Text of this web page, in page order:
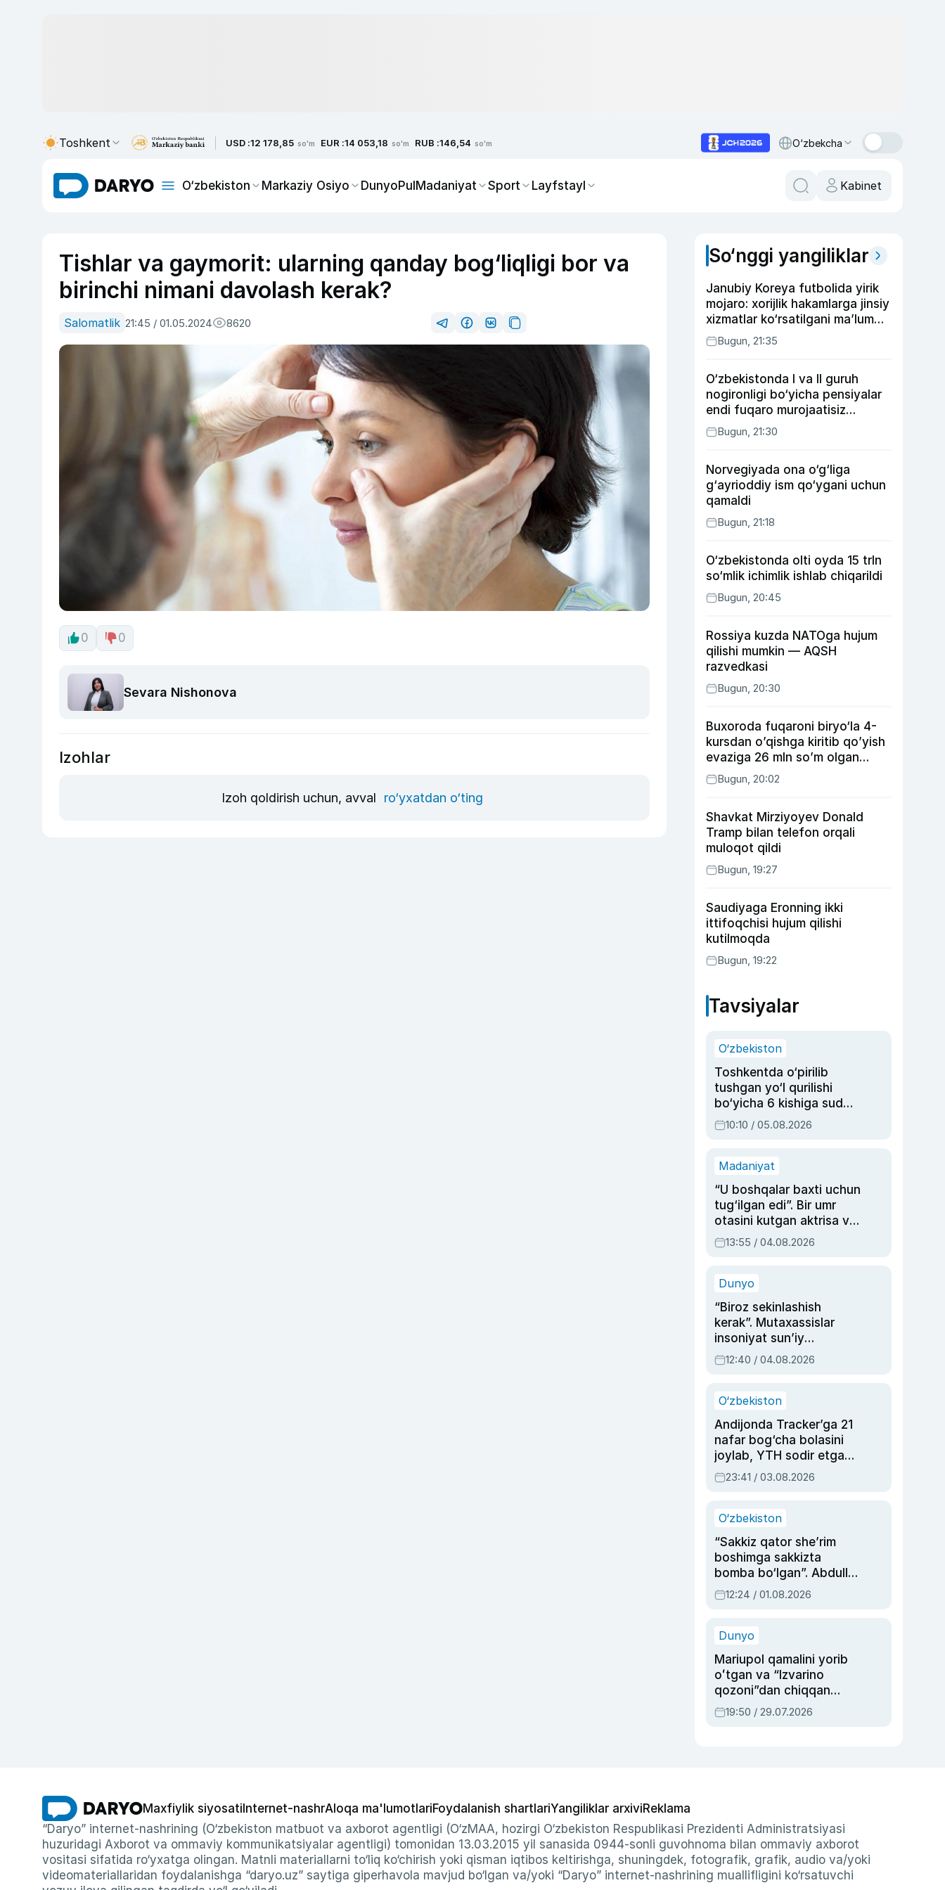
Toshkent USD :12 178,85 so'm EUR :14 053,18 so'm RUB :146,54 so'm O‘zbekcha
O‘zbekiston Markaziy Osiyo DunyoPulMadaniyat Sport Layfstayl Kabinet
Tishlar va gaymorit: ularning qanday bog‘liqligi bor va
birinchi nimani davolash kerak?
Salomatlik 21:45 / 01.05.2024 8620
0 0
Sevara Nishonova
Izohlar
Izoh qoldirish uchun, avval ro‘yxatdan o‘ting
So‘nggi yangiliklar
Janubiy Koreya futbolida yirik
mojaro: xorijlik hakamlarga jinsiy
xizmatlar ko‘rsatilgani ma’lum
qilindi
Bugun, 21:35
O‘zbekistonda I va II guruh
nogironligi bo‘yicha pensiyalar
endi fuqaro murojaatisiz
tayinlanishi mumkin
Bugun, 21:30
Norvegiyada ona o‘g‘liga
g‘ayrioddiy ism qo‘ygani uchun
qamaldi
Bugun, 21:18
O‘zbekistonda olti oyda 15 trln
so‘mlik ichimlik ishlab chiqarildi
Bugun, 20:45
Rossiya kuzda NATOga hujum
qilishi mumkin — AQSH
razvedkasi
Bugun, 20:30
Buxoroda fuqaroni biryo‘la 4-
kursdan o’qishga kiritib qo’yish
evaziga 26 mln so’m olgan
shaxs ushlandi
Bugun, 20:02
Shavkat Mirziyoyev Donald
Tramp bilan telefon orqali
muloqot qildi
Bugun, 19:27
Saudiyaga Eronning ikki
ittifoqchisi hujum qilishi
kutilmoqda
Bugun, 19:22
Tavsiyalar
O‘zbekiston
Toshkentda o‘pirilib
tushgan yo‘l qurilishi
bo‘yicha 6 kishiga sud
hukmi o‘qildi
10:10 / 05.08.2026
Madaniyat
“U boshqalar baxti uchun
tug‘ilgan edi”. Bir umr
otasini kutgan aktrisa va
dublyaj ustasi Rimma
Ahmedovaning
13:55 / 04.08.2026
Dunyo
“Biroz sekinlashish
kerak”. Mutaxassislar
insoniyat sun’iy
intellektni boshqara
olmay qolishidan xavotir
12:40 / 04.08.2026
O‘zbekiston
Andijonda Tracker’ga 21
nafar bog‘cha bolasini
joylab, YTH sodir etgan
ayolga sud hukmi o‘qildi
23:41 / 03.08.2026
O‘zbekiston
“Sakkiz qator she’rim
boshimga sakkizta
bomba bo‘lgan”. Abdulla
Oripovni siyosiy
ayblovlardan asrab
12:24 / 01.08.2026
Dunyo
Mariupol qamalini yorib
oʻtgan va “Izvarino
qozoni”dan chiqqan
qahramon — Ukraina
armiyasi bosh
19:50 / 29.07.2026
Maxfiylik siyosati Internet-nashrAloqa ma'lumotlariFoydalanish shartlariYangiliklar arxiviReklama
“Daryo” internet-nashrining (O‘zbekiston matbuot va axborot agentligi (O‘zMAA, hozirgi O‘zbekiston Respublikasi Prezidenti Administratsiyasi
huzuridagi Axborot va ommaviy kommunikatsiyalar agentligi) tomonidan 13.03.2015 yil sanasida 0944-sonli guvohnoma bilan ommaviy axborot
vositasi sifatida ro‘yxatga olingan. Matnli materiallarni to‘liq ko‘chirish yoki qisman iqtibos keltirishga, shuningdek, fotografik, grafik, audio va/yoki
videomateriallaridan foydalanishga “daryo.uz” saytiga giperhavola mavjud bo‘lgan va/yoki “Daryo” internet-nashrining muallifligini ko‘rsatuvchi